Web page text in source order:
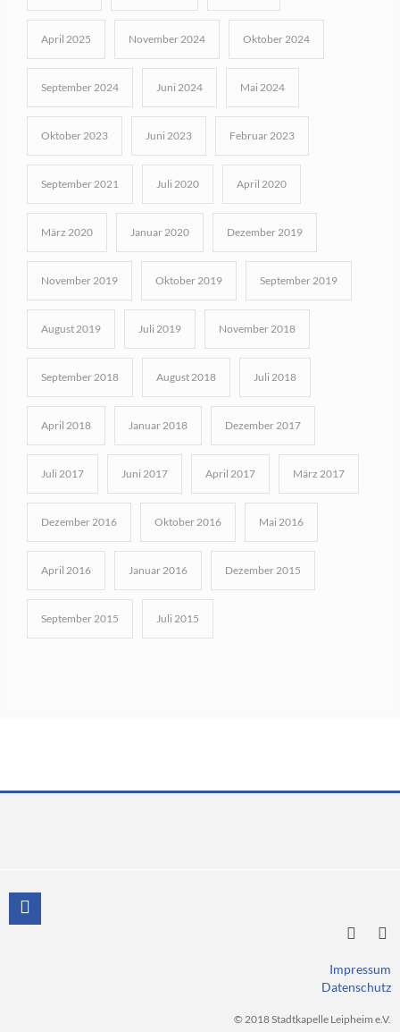
April 2025 November 2024 Oktober 2024
September 2024 Juni 2024 Mai 2024
Oktober 2023 Juni 2023 Februar 2023
September 2021 Juli 2020 April 2020
März 2020 Januar 2020 Dezember 2019
November 2019 Oktober 2019 September 2019
August 2019 Juli 2019 November 2018
September 2018 August 2018 Juli 2018
April 2018 Januar 2018 Dezember 2017
Juli 2017 Juni 2017 April 2017 März 2017
Dezember 2016 Oktober 2016 Mai 2016
April 2016 Januar 2016 Dezember 2015
September 2015 Juli 2015
Impressum
Datenschutz
© 2018 Stadtkapelle Leipheim e.V.